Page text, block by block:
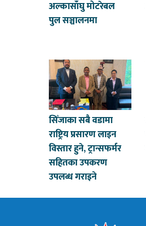
अल्कासाँघु मोटरेबल
पुल सञ्चालनमा
सिँजाका सबै वडामा
राष्ट्रिय प्रसारण लाइन
विस्तार हुने, ट्रान्सफर्मर
सहितका उपकरण
उपलब्ध गराइने